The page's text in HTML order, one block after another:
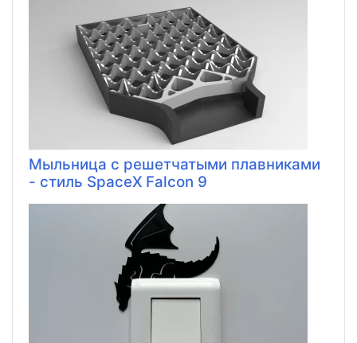
Мыльница с решетчатыми плавниками
- стиль SpaceX Falcon 9